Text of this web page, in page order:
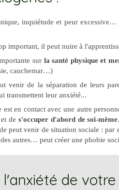
inquiétude et peur
important, il peut nuire à
sur la santé physique et
cauchemar…)
venir de la séparation de leurs
transmettent leur anxiété...
en contact avec une autre
et de s'occuper d'abord de soi-même
peut venir de situation sociale :
autres… peut créer une phobie
l'anxiété de